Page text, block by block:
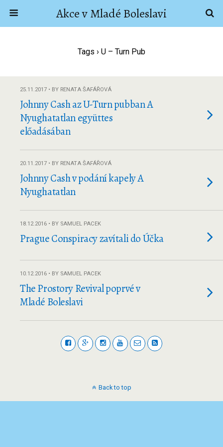
Akce v Mladé Boleslavi
Tags › U – Turn Pub
25.11.2017 • BY RENATA ŠAFÁŘOVÁ
Johnny Cash az U-Turn pubban A
Nyughatatlan együttes
előadásában
20.11.2017 • BY RENATA ŠAFÁŘOVÁ
Johnny Cash v podání kapely A
Nyughatatlan
18.12.2016 • BY SAMUEL PACEK
Prague Conspiracy zavítali do Účka
10.12.2016 • BY SAMUEL PACEK
The Prostory Revival poprvé v
Mladé Boleslavi
Back to top